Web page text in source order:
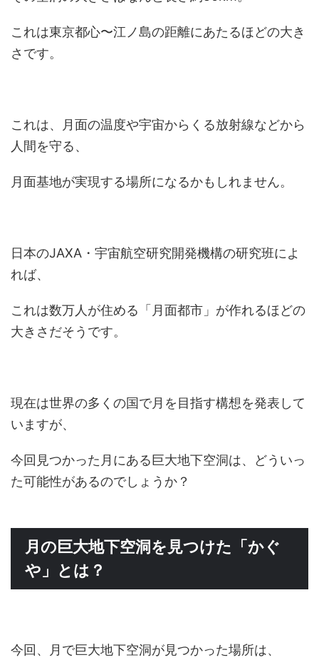
これは東京都心〜江ノ島の距離にあたるほどの大き
さです。
これは、月面の温度や宇宙からくる放射線などから
人間を守る、
月面基地が実現する場所になるかもしれません。
日本のJAXA・宇宙航空研究開発機構の研究班によ
れば、
これは数万人が住める「月面都市」が作れるほどの
大きさだそうです。
現在は世界の多くの国で月を目指す構想を発表して
いますが、
今回見つかった月にある巨大地下空洞は、どういっ
た可能性があるのでしょうか？
月の巨大地下空洞を見つけた「かぐ
や」とは？
今回、月で巨大地下空洞が見つかった場所は、